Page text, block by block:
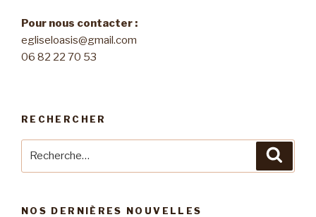
Pour nous contacter :
egliseloasis@gmail.com
06 82 22 70 53
RECHERCHER
NOS DERNIÈRES NOUVELLES